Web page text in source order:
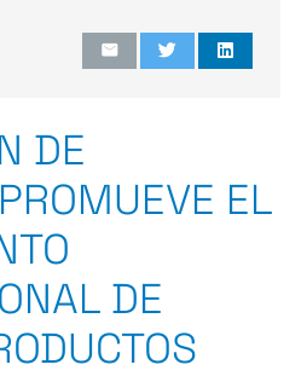
DE
EL
DE